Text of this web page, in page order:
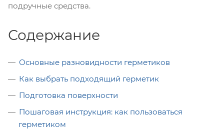
подручные средства.
Содержание
Основные разновидности герметиков
Как выбрать подходящий герметик
Подготовка поверхности
Пошаговая инструкция: как пользоваться
герметиком